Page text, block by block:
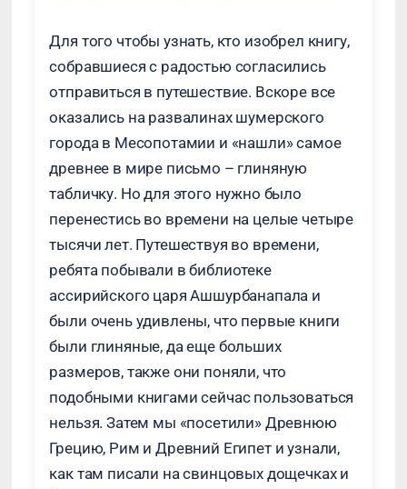
Для того чтобы узнать, кто изобрел книгу,
собравшиеся с радостью согласились
отправиться в путешествие. Вскоре все
оказались на развалинах шумерского
города в Месопотамии и «нашли» самое
древнее в мире письмо – глиняную
табличку. Но для этого нужно было
перенестись во времени на целые четыре
тысячи лет. Путешествуя во времени,
ребята побывали в библиотеке
ассирийского царя Ашшурбанапала и
были очень удивлены, что первые книги
были глиняные, да еще больших
размеров, также они поняли, что
подобными книгами сейчас пользоваться
нельзя. Затем мы «посетили» Древнюю
Грецию, Рим и Древний Египет и узнали,
как там писали на свинцовых дощечках и